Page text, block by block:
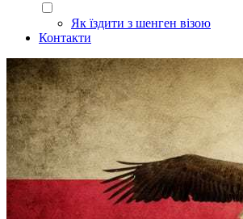
Як їздити з шенген візою
Контакти